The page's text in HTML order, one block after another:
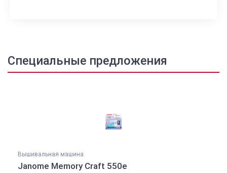
Специальные предложения
Вышивальная машина
Janome Memory Craft 550e